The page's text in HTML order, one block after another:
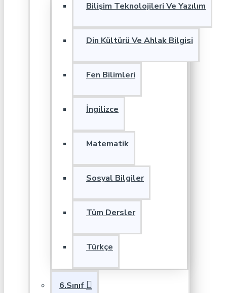
Bilişim Teknolojileri Ve Yazılım
Din Kültürü Ve Ahlak Bilgisi
Fen Bilimleri
İngilizce
Matematik
Sosyal Bilgiler
Tüm Dersler
Türkçe
6.Sınıf